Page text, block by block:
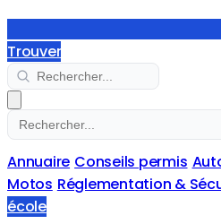
Trouver
Annuaire Conseils permis
Motos Réglementation &
école